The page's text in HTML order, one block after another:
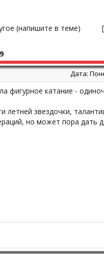
(напишите в теме) [
9
Дата:
фигурное катание -
летней звездочки,
но может пора дать